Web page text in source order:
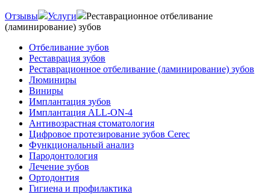
Отзывы Услуги
Реставрационное отбеливание
(ламинирование) зубов
Отбеливание зубов
Реставрация зубов
Реставрационное отбеливание (ламинирование) зубов
Люминиры
Виниры
Имплантация зубов
Имплантация ALL-ON-4
Антивозрастная стоматология
Цифровое протезирование зубов Cerec
Функциональный анализ
Пародонтология
Лечение зубов
Ортодонтия
Гигиена и профилактика